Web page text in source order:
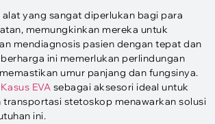
yang sangat diperlukan bagi para
memungkinkan mereka untuk
mendiagnosis pasien dengan tepat dan
ini memerlukan perlindungan
umur panjang dan fungsinya.
Kasus EVA sebagai aksesori ideal untuk
transportasi stetoskop menawarkan solusi
ini.